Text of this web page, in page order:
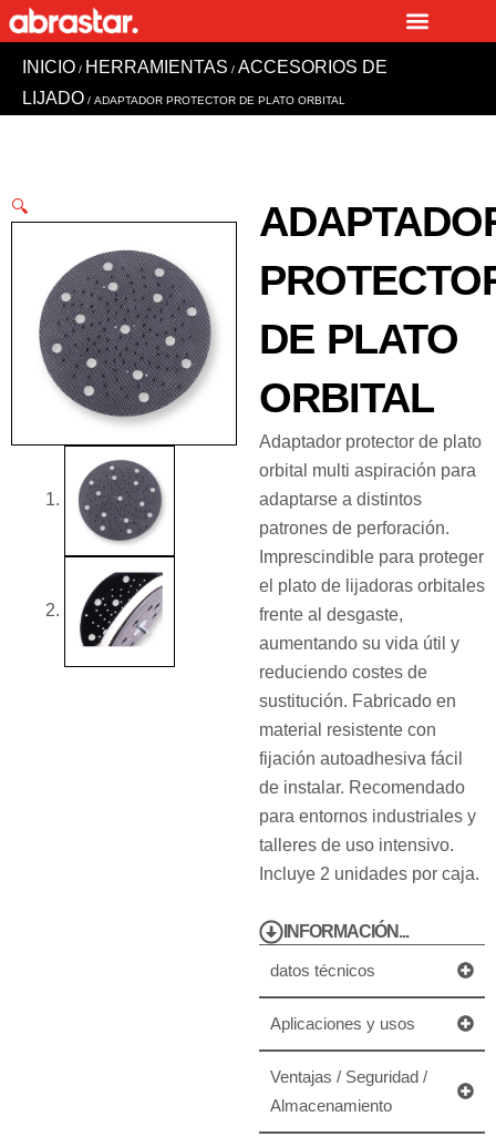
al
contenido
INICIO / HERRAMIENTAS / ACCESORIOS DE
LIJADO / ADAPTADOR PROTECTOR DE PLATO ORBITAL
🔍
DE PLATO
ORBITAL
Adaptador protector de plato
orbital multi aspiración para
adaptarse a distintos
patrones de perforación.
Imprescindible para proteger
el plato de lijadoras orbitales
frente al desgaste,
aumentando su vida útil y
reduciendo costes de
sustitución. Fabricado en
material resistente con
fijación autoadhesiva fácil
de instalar. Recomendado
para entornos industriales y
talleres de uso intensivo.
Incluye 2 unidades por caja.
INFORMACIÓN...
datos técnicos
Aplicaciones y usos
Ventajas / Seguridad /
Almacenamiento